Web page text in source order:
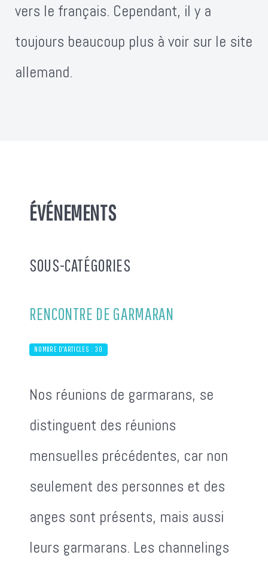
vers le français. Cependant, il y a
toujours beaucoup plus à voir sur le site
allemand.
ÉVÉNEMENTS
SOUS-CATÉGORIES
RENCONTRE DE GARMARAN
NOMBRE D'ARTICLES : 30
Nos réunions de garmarans, se
distinguent des réunions
mensuelles précédentes, car non
seulement des personnes et des
anges sont présents, mais aussi
leurs garmarans. Les channelings